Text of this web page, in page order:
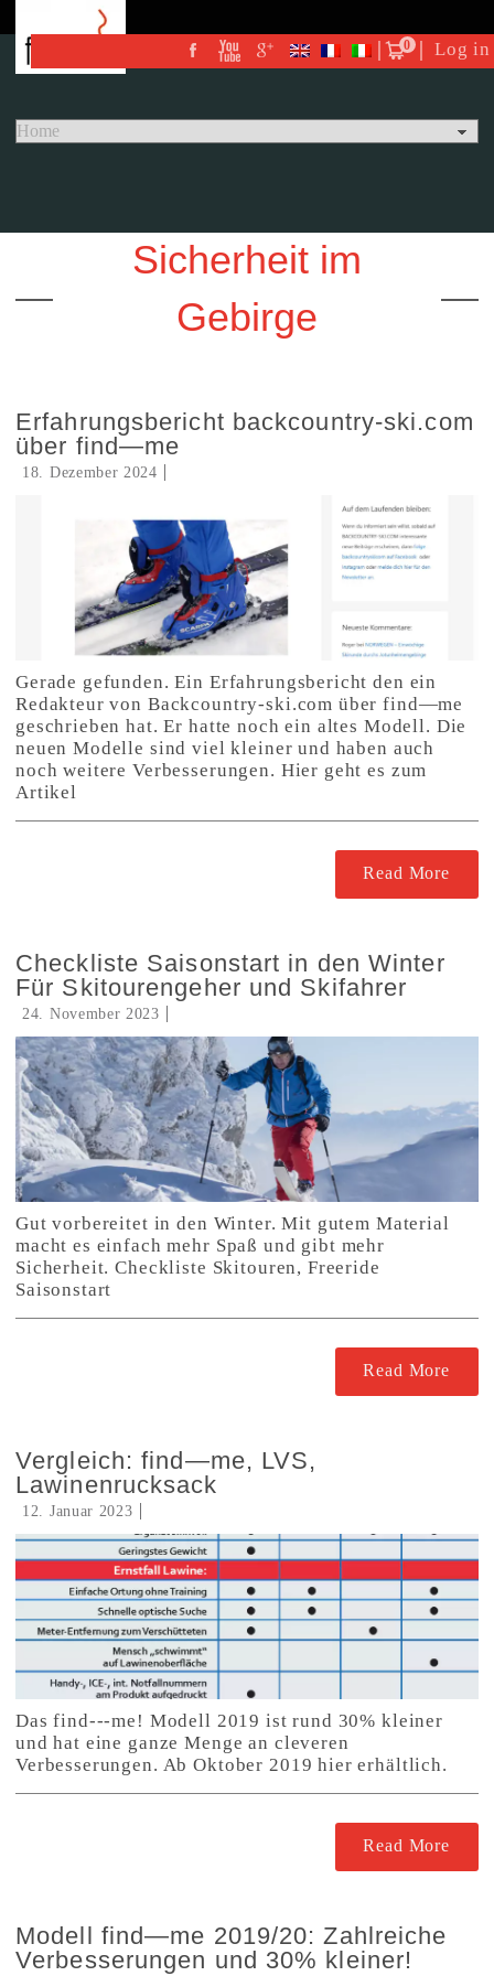
0 Log in
Sicherheit im
Gebirge
Erfahrungsbericht backcountry-ski.com
über find—me
18. Dezember 2024
Gerade gefunden. Ein Erfahrungsbericht den ein
Redakteur von Backcountry-ski.com über find—me
geschrieben hat. Er hatte noch ein altes Modell. Die
neuen Modelle sind viel kleiner und haben auch
noch weitere Verbesserungen. Hier geht es zum
Artikel
Read More
Checkliste Saisonstart in den Winter
Für Skitourengeher und Skifahrer
24. November 2023
Gut vorbereitet in den Winter. Mit gutem Material
macht es einfach mehr Spaß und gibt mehr
Sicherheit. Checkliste Skitouren, Freeride
Saisonstart
Read More
Vergleich: find—me, LVS,
Lawinenrucksack
12. Januar 2023
Das find---me! Modell 2019 ist rund 30% kleiner
und hat eine ganze Menge an cleveren
Verbesserungen. Ab Oktober 2019 hier erhältlich.
Read More
Modell find—me 2019/20: Zahlreiche
Verbesserungen und 30% kleiner!